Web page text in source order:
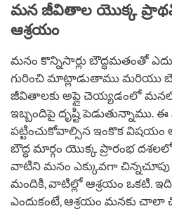
మన జీవితాల యొక్క
ఆశ్రయం
మనం కొన్నిసార్లు బౌద్ధమతంతో
గురించి మాట్లాడుతాము మరియు
జీవితాలకు అప్లై చెయ్యడంలో
ఇబ్బందిపై దృష్టి పెడుతున్నాము.
పట్టించుకోవాల్సిన ఇంకొక విషయం
బౌద్ధ మార్గం యొక్క ప్రారంభ
వాటిని మనం ఎక్కువగా
మందికి, వాటిల్లో ఆశ్రయం ఒకటి.
ఎందుకంటే, ఆశ్రయం మనకు